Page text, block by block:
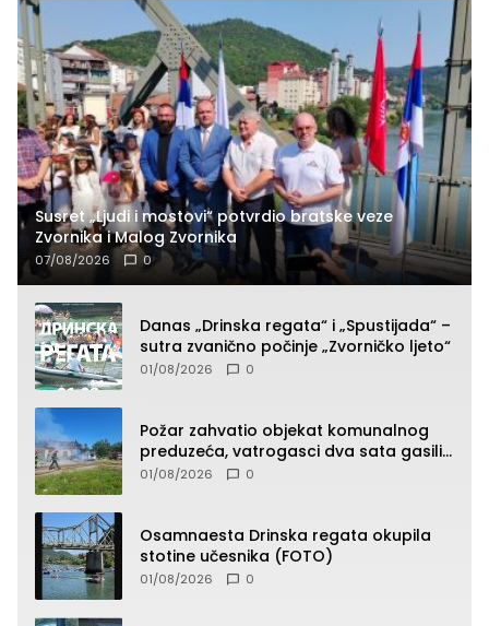
Susret „Ljudi i mostovi“ potvrdio bratske veze
Zvornika i Malog Zvornika
07/08/2026 0
Danas „Drinska regata“ i „Spustijada“ –
sutra zvanično počinje „Zvorničko ljeto“
01/08/2026 0
Požar zahvatio objekat komunalnog
preduzeća, vatrogasci dva sata gasili
vatru (FOTO)
01/08/2026 0
Osamnaesta Drinska regata okupila
stotine učesnika (FOTO)
01/08/2026 0